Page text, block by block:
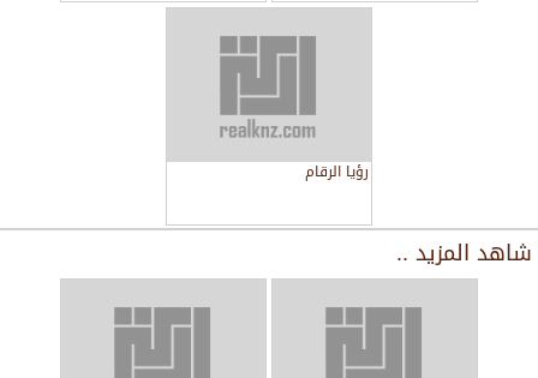
رؤيا الرقام
شاهد المزيد ..